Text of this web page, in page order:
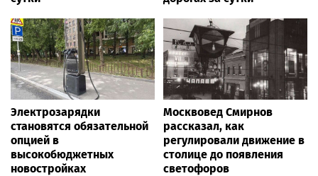
Электрозарядки
становятся обязательной
опцией в
высокобюджетных
новостройках
Москвовед Смирнов
рассказал, как
регулировали движение в
столице до появления
светофоров